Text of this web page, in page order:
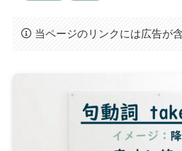
当ページのリンクには広告が